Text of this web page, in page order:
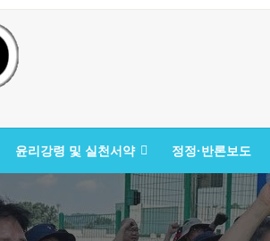
윤리강령 및 실천서약 정정·반론보도